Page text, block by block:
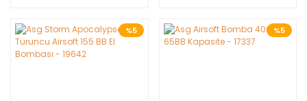
%5 %5